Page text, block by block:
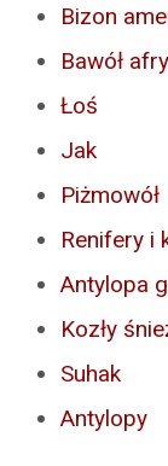
Bizon
Bawół
Łoś
Jak
Piżmowół
Renifery i
Antylopa
Kozły
Suhak
Antylopy